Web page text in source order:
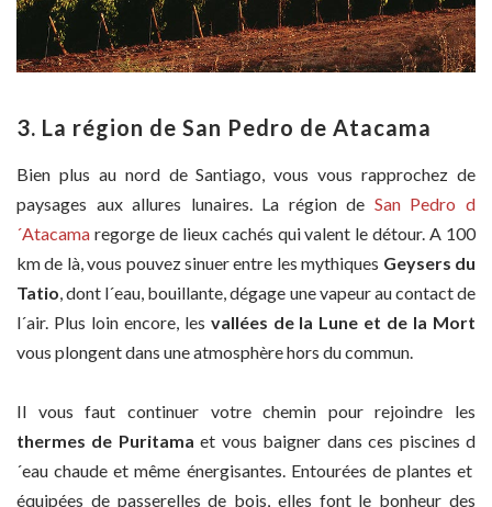
3. La région de San Pedro de Atacama
Bien plus au nord de Santiago, vous vous rapprochez de
paysages aux allures lunaires. La région de San Pedro d
´Atacama regorge de lieux cachés qui valent le détour. A 100
km de là, vous pouvez sinuer entre les mythiques Geysers du
Tatio, dont l´eau, bouillante, dégage une vapeur au contact de
l´air. Plus loin encore, les vallées de la Lune et de la Mort
vous plongent dans une atmosphère hors du commun.
Il vous faut continuer votre chemin pour rejoindre les
thermes de Puritama et vous baigner dans ces piscines d
´eau chaude et même énergisantes. Entourées de plantes et
équipées de passerelles de bois, elles font le bonheur des